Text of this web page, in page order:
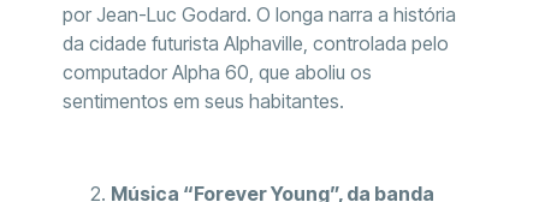
por Jean-Luc Godard. O longa narra a história
da cidade futurista Alphaville, controlada pelo
computador Alpha 60, que aboliu os
sentimentos em seus habitantes.
Música “Forever Young”, da banda